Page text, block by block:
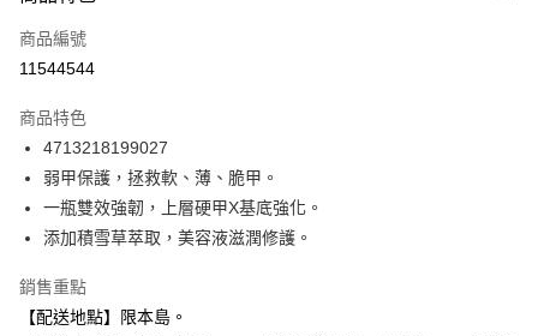
信用卡一次付款
信用卡分期付款
合作金庫商業銀行
華南商業銀行
上海商業儲蓄銀行
國泰世華商業銀行
兆豐國際商業銀行
臺灣中小企業銀行
台中商業銀行
聯邦商業銀行
元大商業銀行
LINE Pay
Apple Pay
悠遊付
商品編號
11544544
商品特色
4713218199027
弱甲保護，拯救軟、薄、脆甲。
一瓶雙效強韌，上層硬甲X基底強化。
添加積雪草萃取，美容液滋潤修護。
銷售重點
【配送地點】限本島。